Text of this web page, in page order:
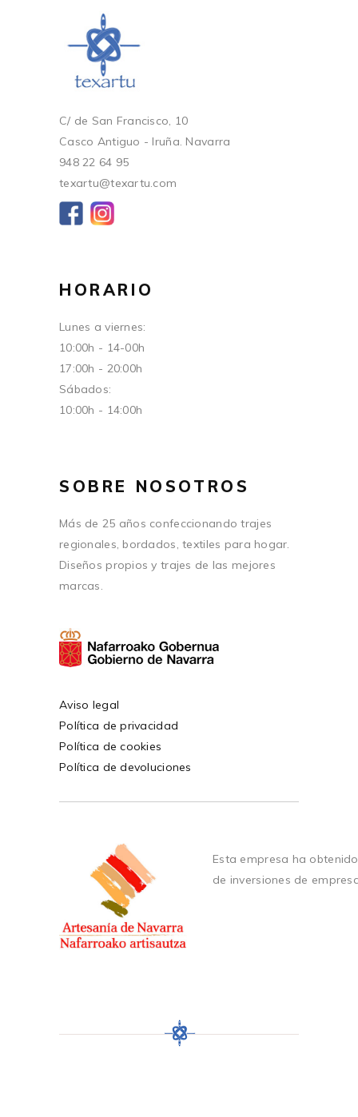
C/ de San Francisco, 10
Casco Antiguo - Iruña. Navarra
948 22 64 95
texartu@texartu.com
HORARIO
Lunes a viernes:
10:00h - 14-00h
17:00h - 20:00h
Sábados:
10:00h - 14:00h
SOBRE NOSOTROS
Más de 25 años confeccionando trajes
regionales, bordados, textiles para hogar.
Diseños propios y trajes de las mejores
marcas.
Aviso legal
Política de privacidad
Política de cookies
Política de devoluciones
Esta empresa ha
de inversiones de